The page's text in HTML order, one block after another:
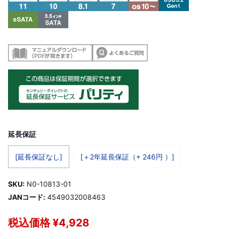
延長保証
[延長保証なし] [＋2年延長保証（+ 246円 ）]
SKU: N0-10813-01
JANコード: 4549032008463
税込価格 ¥4,928